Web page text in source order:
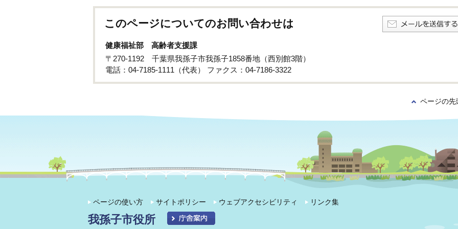
このページについてのお問い合わせは
健康福祉部 高齢者支援課
〒270-1192 千葉県我孫子市我孫子1858番地（西別館3階）
電話：04-7185-1111（代表） ファクス：04-7186-3322
ページの先
ページの使い方 サイトポリシー ウェブアクセシビリティ リンク集
我孫子市役所